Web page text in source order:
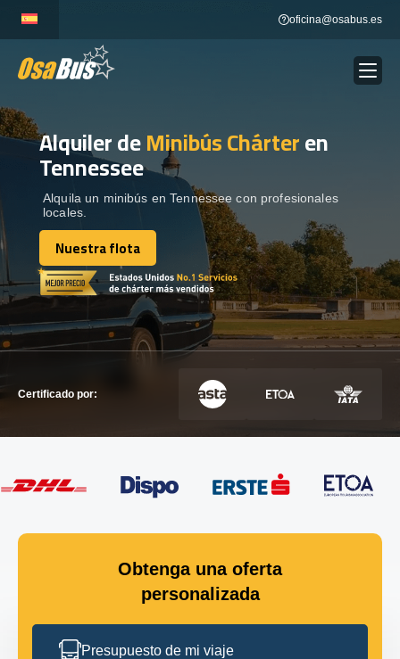
content
oficina@osabus.es
ALQUILER DE AUTOCARES Show dropdown
DESTINOS
RECORRIDAS Show dropdown
Alquiler deMinibús Chárteren
Tennessee
Alquila un minibús en Tennessee con profesionales
locales.
Nuestra flota
Nuestra flota
Certificado por:
Obtenga una oferta
personalizada
Presupuesto de mi viaje